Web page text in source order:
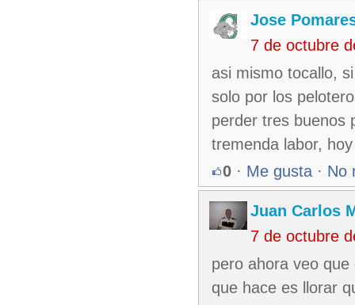
Jose
7 de octubre
asi mismo tocallo,
solo por los
perder tres buenos
tremenda labor,
0 · Me gusta · No
Juan Carlos
7 de octubre
pero ahora veo
que hace es llorar